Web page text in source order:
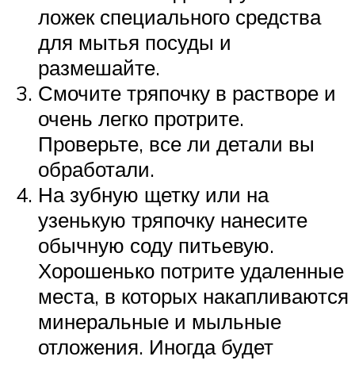
ложек специального средства
для мытья посуды и
размешайте.
Смочите тряпочку в растворе и
очень легко протрите.
Проверьте, все ли детали вы
обработали.
На зубную щетку или на
узенькую тряпочку нанесите
обычную соду питьевую.
Хорошенько потрите удаленные
места, в которых накапливаются
минеральные и мыльные
отложения. Иногда будет